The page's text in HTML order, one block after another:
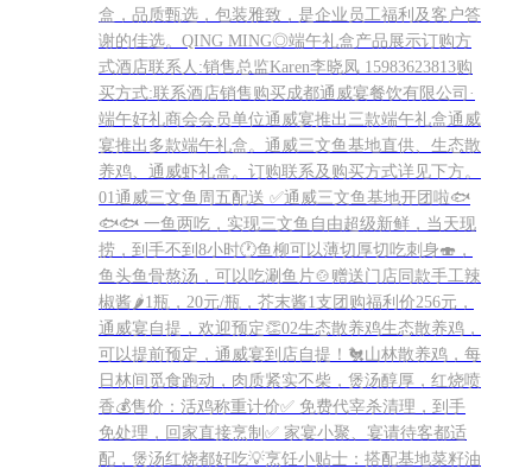
盒，品质甄选，包装雅致，是企业员工福利及客户答
谢的佳选。QING MING◎端午礼盒产品展示订购方
式酒店联系人:销售总监Karen李晓凤 15983623813购
买方式:联系酒店销售购买成都通威宴餐饮有限公司·
端午好礼商会会员单位通威宴推出三款端午礼盒通威
宴推出多款端午礼盒。通威三文鱼基地直供、生态散
养鸡、通威虾礼盒。订购联系及购买方式详见下方。
01通威三文鱼周五配送 ✅通威三文鱼基地开团啦🐟
🐟🐟 一鱼两吃，实现三文鱼自由超级新鲜，当天现
捞，到手不到8小时🕐鱼柳可以薄切厚切吃刺身🍣，
鱼头鱼骨熬汤，可以吃涮鱼片🍲赠送门店同款手工辣
椒酱🌶1瓶，20元/瓶，芥末酱1支团购福利价256元，
通威宴自提，欢迎预定👏02生态散养鸡生态散养鸡，
可以提前预定，通威宴到店自提！🐔山林散养鸡，每
日林间觅食跑动，肉质紧实不柴，煲汤醇厚，红烧喷
香💰售价：活鸡称重计价✅ 免费代宰杀清理，到手
免处理，回家直接烹制✅ 家宴小聚、宴请待客都适
配，煲汤红烧都好吃💡烹饪小贴士：搭配基地菜籽油